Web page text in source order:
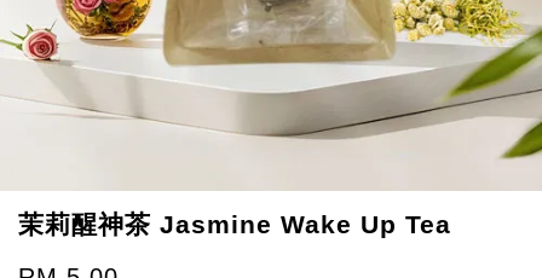
茉莉醒神茶 Jasmine Wake Up Tea